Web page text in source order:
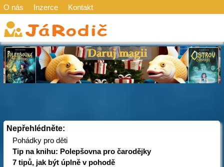
O nás Inzerce Kontakt
Nepřehlédněte:
Pohádky pro děti
Tip na knihu: Polepšovna pro čarodějky
7 tipů, jak být úplně v pohodě